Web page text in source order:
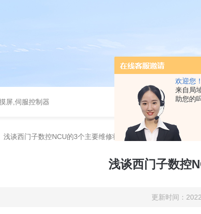
欢迎您！
来自局
助您的
屏,伺服控制器
浅谈西门子数控NCU的3个主要维修状况
浅谈西门子数控
更新时间：